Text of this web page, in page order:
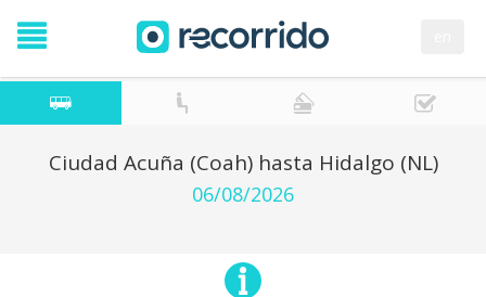
Ciudad Acuña (Coah) hasta Hidalgo (NL)
06/08/2026